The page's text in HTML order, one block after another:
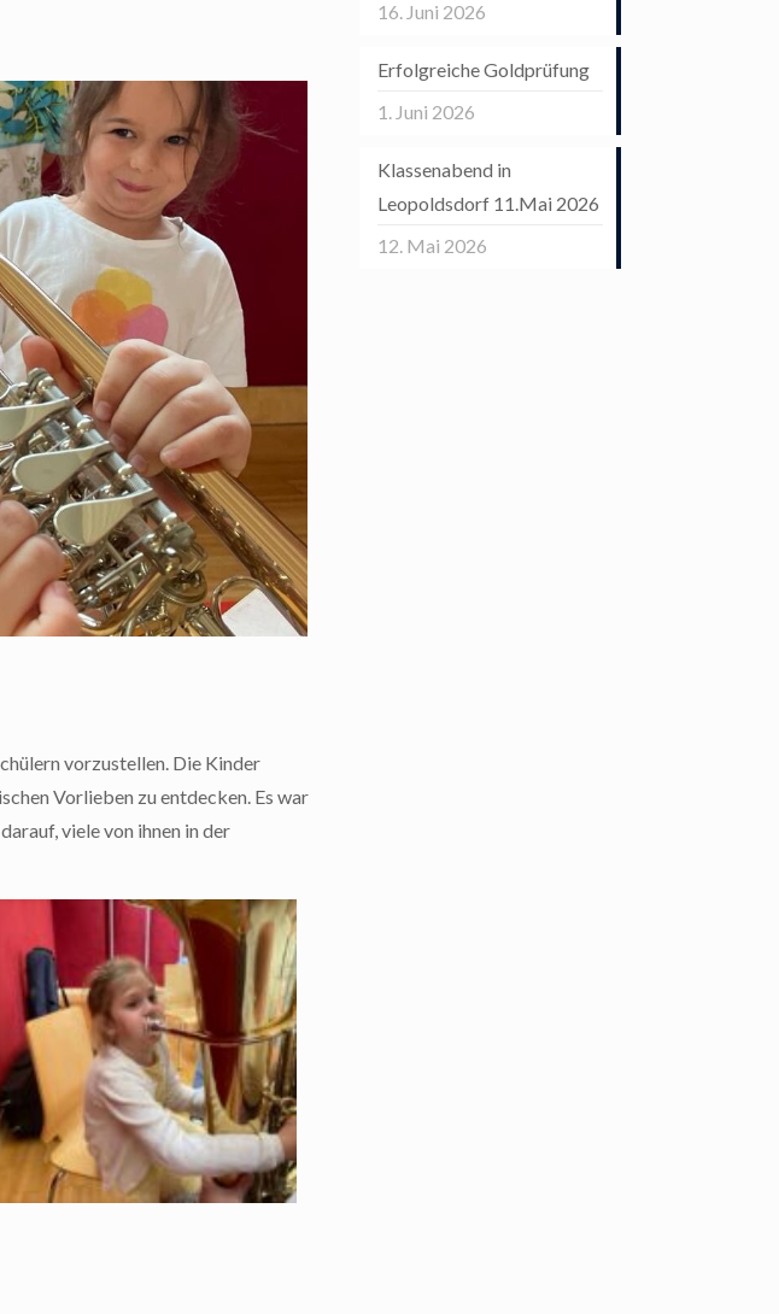
vorzustellen. Die Kinder
Vorlieben zu entdecken. Es war
viele von ihnen in der
16. Juni 2026
Erfolgreiche Goldprüfung
1. Juni 2026
Klassenabend in
Leopoldsdorf 11.Mai 2026
12. Mai 2026